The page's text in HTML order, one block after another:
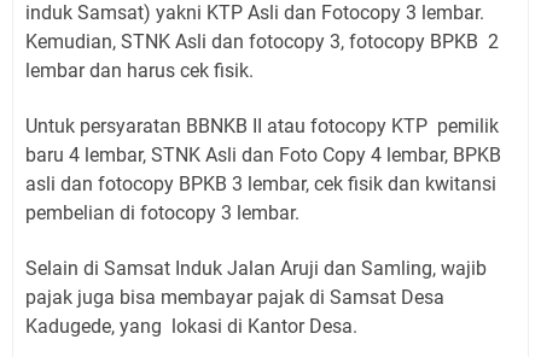
induk Samsat) yakni KTP Asli dan Fotocopy 3 lembar.
Kemudian, STNK Asli dan fotocopy 3, fotocopy BPKB 2
lembar dan harus cek fisik.
Untuk persyaratan BBNKB II atau fotocopy KTP pemilik
baru 4 lembar, STNK Asli dan Foto Copy 4 lembar, BPKB
asli dan fotocopy BPKB 3 lembar, cek fisik dan kwitansi
pembelian di fotocopy 3 lembar.
Selain di Samsat Induk Jalan Aruji dan Samling, wajib
pajak juga bisa membayar pajak di Samsat Desa
Kadugede, yang lokasi di Kantor Desa.